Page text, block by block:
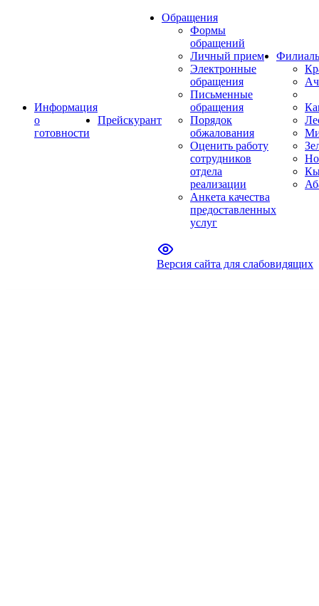
Информация
о
готовности
Прейскурант
Обращения
Формы
обращений
Личный прием
Электронные
обращения
Письменные
обращения
Порядок
обжалования
Оценить работу
сотрудников
отдела
реализации
Анкета качества
предоставленных
услуг
Версия сайта для слабовидящих